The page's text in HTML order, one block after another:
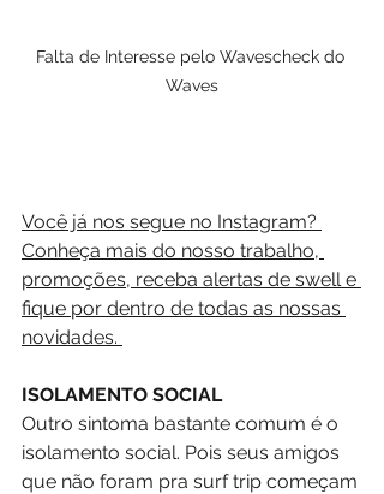
Falta de Interesse pelo Wavescheck do
Waves
Você já nos segue no Instagram?
Conheça mais do nosso trabalho,
promoções, receba alertas de swell e
fique por dentro de todas as nossas
novidades.
ISOLAMENTO SOCIAL
Outro sintoma bastante comum é o
isolamento social. Pois seus amigos
que não foram pra surf trip começam